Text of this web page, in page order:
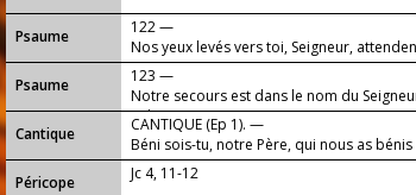
Psaume
122 —
Nos yeux levés vers toi, Seigneur,
Psaume
123 —
Notre secours est dans le nom du
et la terre.
Cantique
CANTIQUE (Ep 1). —
Béni sois-tu, notre Père, qui nous as bénis
Péricope
Jc 4, 11-12